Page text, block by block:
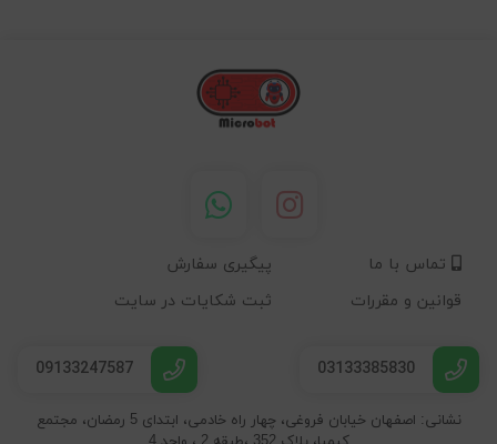
تماس با ما
پیگیری سفارش
قوانین و مقررات
ثبت شکایات در سایت
03133385830
09133247587
نشانی: اصفهان خیابان فروغی، چهار راه خادمی، ابتدای 5 رمضان، مجتمع